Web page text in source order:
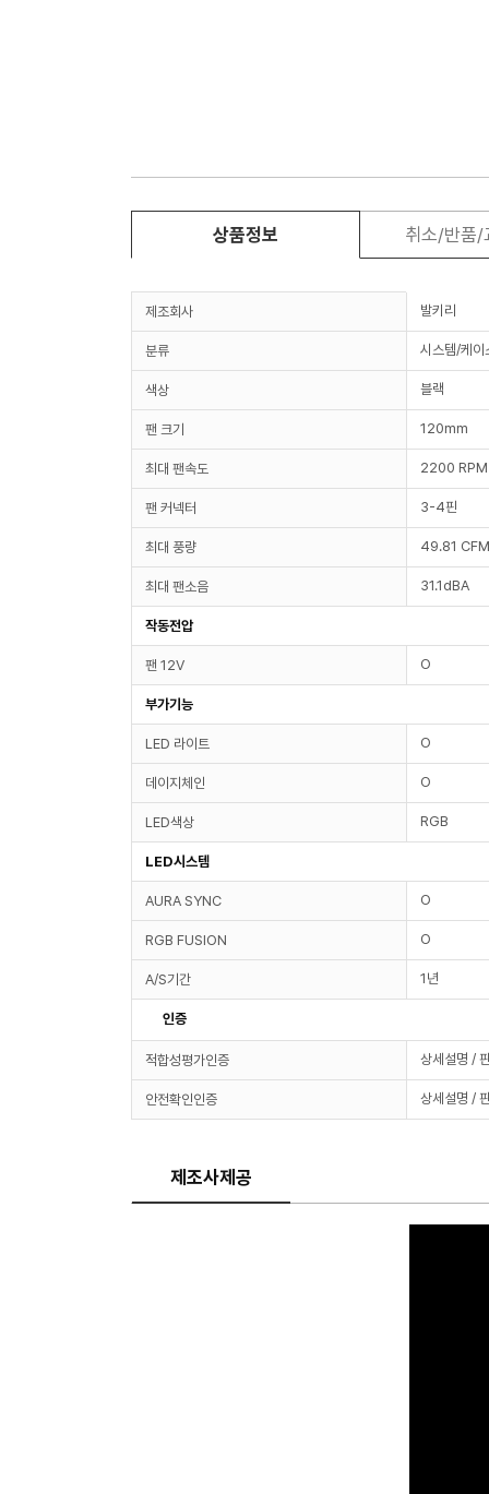
상품정보 취소/반품/
제조회사 발키리
분류 시스템/케이
색상 블랙
팬 크기 120mm
최대 팬속도 2200 RPM
팬 커넥터 3-4핀
최대 풍량 49.81 CFM
최대 팬소음 31.1dBA
작동전압
팬 12V O
부가기능
LED 라이트 O
데이지체인 O
LED색상 RGB
LED시스템
AURA SYNC O
RGB FUSION O
A/S기간 1년
인증
적합성평가인증 상세설명 /
안전확인인증 상세설명 /
제조사제공